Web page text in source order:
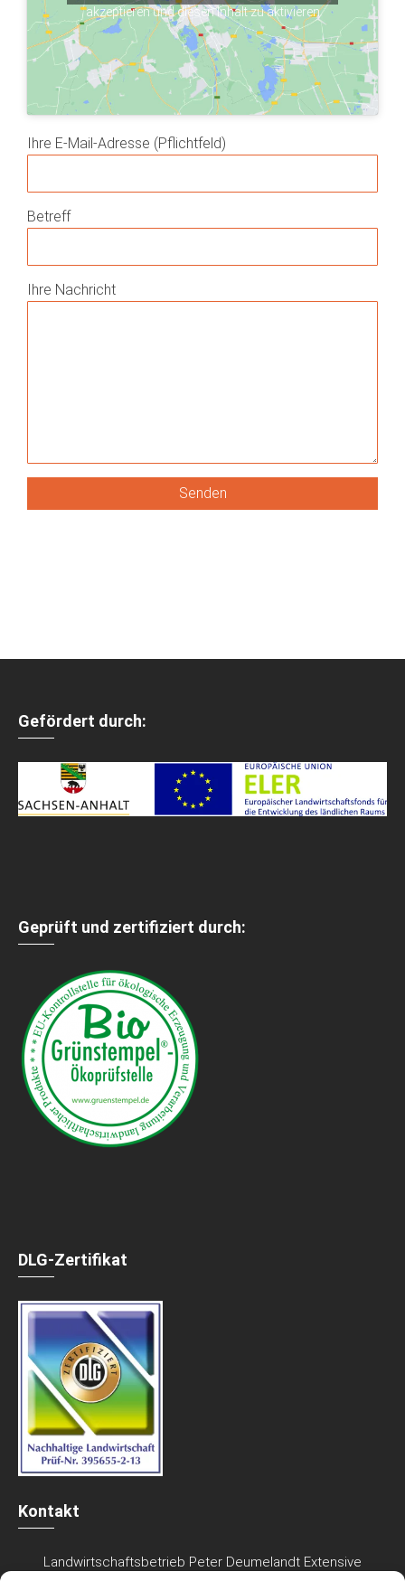
akzeptieren und diesen Inhalt zu aktivieren
Ihre E-Mail-Adresse (Pflichtfeld)
Betreff
Ihre Nachricht
Gefördert durch:
Geprüft und zertifiziert durch:
DLG-Zertifikat
Kontakt
Landwirtschaftsbetrieb Peter Deumelandt Extensive